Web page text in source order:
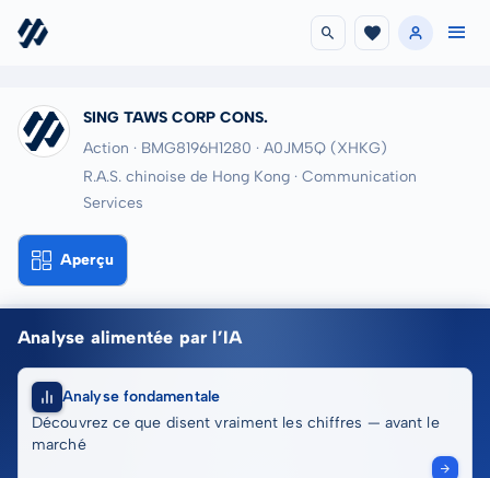
SING TAWS CORP CONS.
Action · BMG8196H1280 · A0JM5Q (XHKG)
R.A.S. chinoise de Hong Kong · Communication
Services
Aperçu
Analyse alimentée par l’IA
Analyse fondamentale
Découvrez ce que disent vraiment les chiffres — avant le
marché